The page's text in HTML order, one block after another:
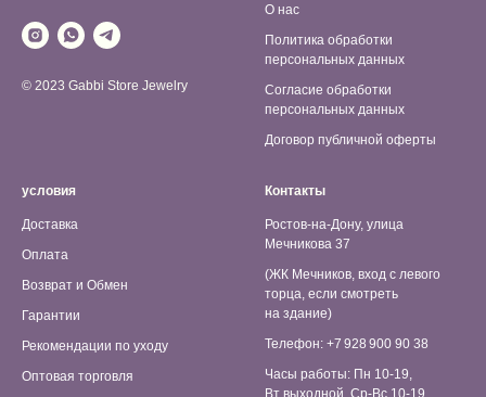
© 2023 Gabbi Store Jewelry
О нас
Политика обработки
персональных данных
Согласие обработки
персональных данных
Договор публичной оферты
условия
Доставка
Оплата
Возврат и Обмен
Гарантии
Рекомендации по уходу
Оптовая торговля
Контакты
Ростов-на-Дону, улица
Мечникова 37
(ЖК Мечников, вход с левого
торца, если смотреть
на здание)
Телефон: +7 928 900 90 38
Часы работы: Пн 10-19,
Вт выходной, Ср-Вс 10-19